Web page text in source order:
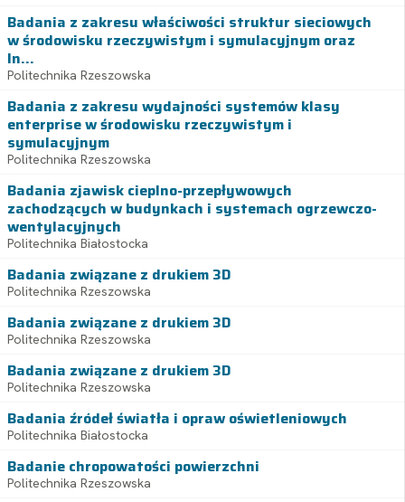
Badania z zakresu właściwości struktur sieciowych
w środowisku rzeczywistym i symulacyjnym oraz
In...
Politechnika Rzeszowska
Badania z zakresu wydajności systemów klasy
enterprise w środowisku rzeczywistym i
symulacyjnym
Politechnika Rzeszowska
Badania zjawisk cieplno-przepływowych
zachodzących w budynkach i systemach ogrzewczo-
wentylacyjnych
Politechnika Białostocka
Badania związane z drukiem 3D
Politechnika Rzeszowska
Badania związane z drukiem 3D
Politechnika Rzeszowska
Badania związane z drukiem 3D
Politechnika Rzeszowska
Badania źródeł światła i opraw oświetleniowych
Politechnika Białostocka
Badanie chropowatości powierzchni
Politechnika Rzeszowska